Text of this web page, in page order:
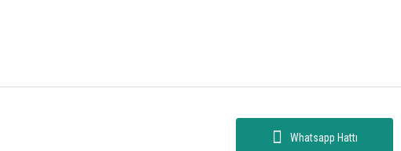
Whatsapp Hattı